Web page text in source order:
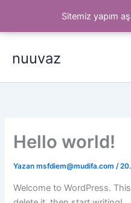
Sitemiz yapım
nuuvaz
Hello world!
Yazan msfdiem@mudifa.com/
Welcome to WordPress.